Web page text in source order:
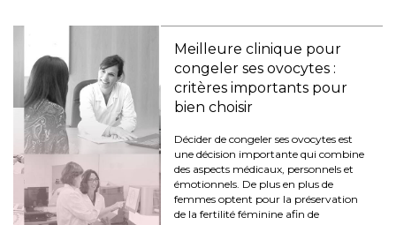
Meilleure clinique pour
congeler ses ovocytes :
critères importants pour
bien choisir
Décider de congeler ses ovocytes est
une décision importante qui combine
des aspects médicaux, personnels et
émotionnels. De plus en plus de
femmes optent pour la préservation
de la fertilité féminine afin de